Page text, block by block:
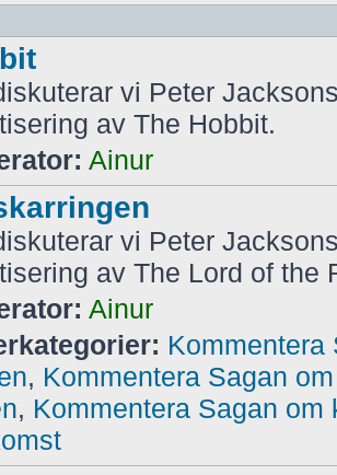
vi Peter
av The Hobbit.
Ainur
vi Peter
av The Lord of the
Ainur
Kommentera
, Kommentera Sagan
, Kommentera Sagan om